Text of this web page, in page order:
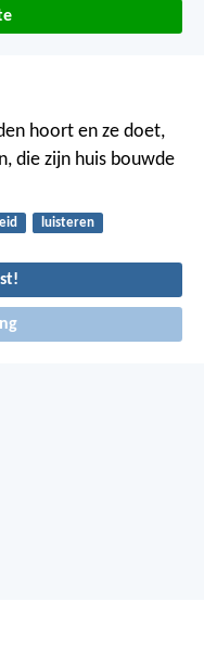
hoort en ze doet,
die zijn huis bouwde
luisteren